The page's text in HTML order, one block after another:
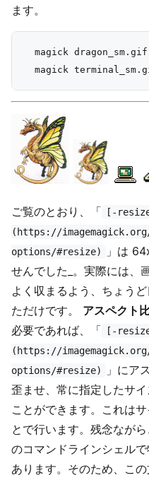
ます。
magick
ご覧のとおり、「
[-
(https://
options/#resize)
」は
せんでした_。実際には、
よく収まるよう、ちょう
ただけです。
アスペクト
必要であれば、「
[-
(https://
options/#resize)
」にア
歪ませ、常に指定したサ
ことができます。これは
とで行います。残念なが
のコマンドラインシェル
あります。そのため、こ